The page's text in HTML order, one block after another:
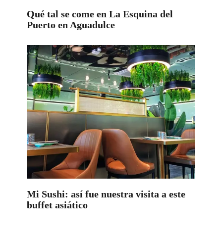
Qué tal se come en La Esquina del
Puerto en Aguadulce
Mi Sushi: así fue nuestra visita a este
buffet asiático